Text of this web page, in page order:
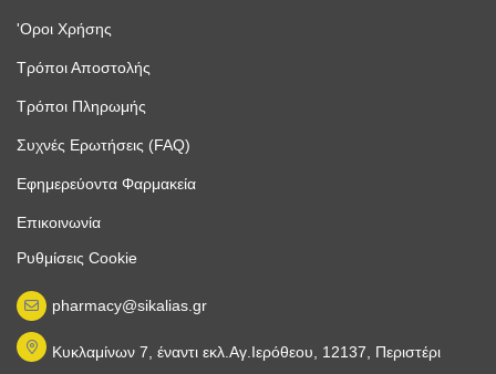
'Οροι Χρήσης
Τρόποι Αποστολής
Τρόποι Πληρωμής
Συχνές Ερωτήσεις (FAQ)
Εφημερεύοντα Φαρμακεία
Επικοινωνία
Ρυθμίσεις Cookie
pharmacy@sikalias.gr
Κυκλαμίνων 7, έναντι εκλ.Αγ.Ιερόθεου, 12137, Περιστέρι